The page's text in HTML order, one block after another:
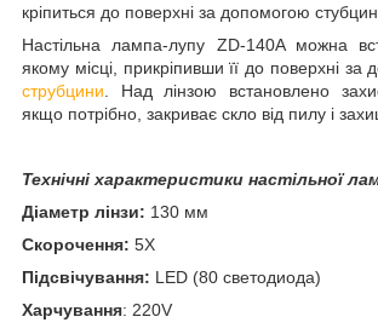
кріпиться до поверхні за допомогою
Настільна лампа-лупу ZD-140A можна
якому місці, прикріпивши її до поверхні за
струбцини . Над лінзою встановлено
якщо потрібно, закриває скло від пилу і
Технічні характеристики настільної
Діаметр лінзи: 130 мм
Скорочення: 5X
Підсвічування: LED (80 светодиода)
Харчування: 220V